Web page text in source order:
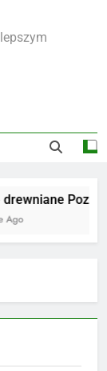
Poznań